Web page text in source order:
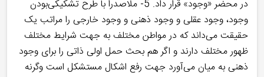
در محضر «وجود» قرار داد. 5- ملاصدرا با طرح تشکیکی‌بودن
وجود، وجود عقلی و وجود ذهنی و وجود خارجی را مراتب یک
حقیقت می‌داند که در مواطن مختلف به جهت شرایط مختلف
ظهور مختلف دارند و اگر هم بحث حمل اولی ذاتی را برای وجود
ذهنی به میان می‌آورد جهت رفع اشکال مستشکل است وگرنه